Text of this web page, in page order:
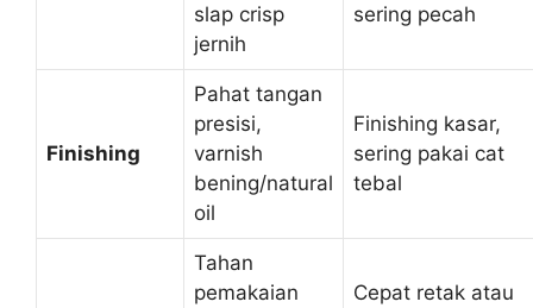
slap crisp
jernih
sering pecah
Finishing
Pahat tangan
presisi,
varnish
bening/natural
oil
Finishing kasar,
sering pakai cat
tebal
Tahan
pemakaian
Cepat retak atau